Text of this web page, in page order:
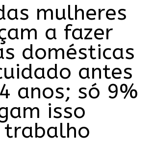
mulheres
a fazer
domésticas
antes
anos; só 9%
isso
trabalho